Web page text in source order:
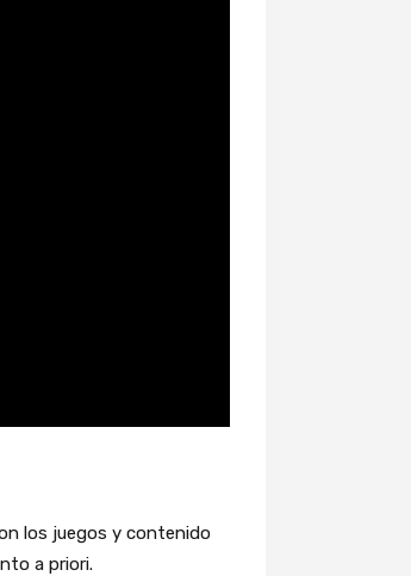
los juegos y contenido
a priori.